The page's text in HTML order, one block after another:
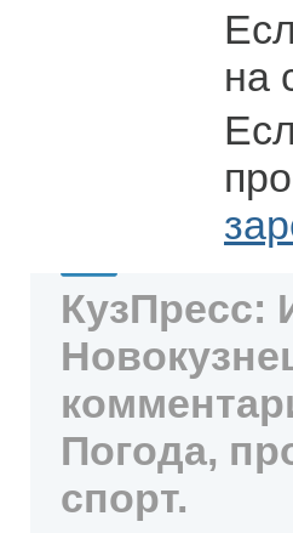
на
КузПресс:
Погода,
спорт.